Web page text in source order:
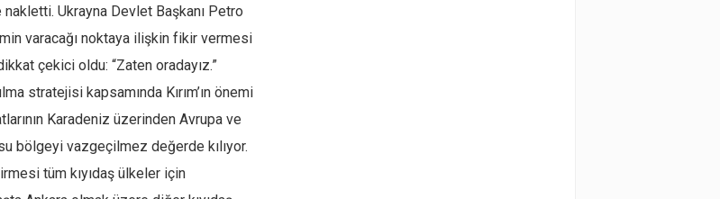
Ukrayna Devlet Başkanı Petro
varacağı noktaya ilişkin fikir vermesi
çekici oldu: “Zaten oradayız.”
stratejisi kapsamında Kırım’ın önemi
Karadeniz üzerinden Avrupa ve
bölgeyi vazgeçilmez değerde kılıyor.
tüm kıyıdaş ülkeler için